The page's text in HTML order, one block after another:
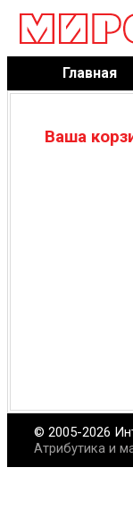
Главная
Ваша
© 2005-2026
Атрибутика и